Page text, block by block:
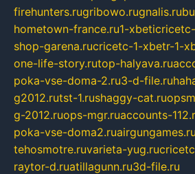
firehunters.rugribowo.rugnalis.ru
hometown-france.ru1-
shop-garena.rucricetc-1-xbetr-1-
one-life-story.rutop-halyava.ru
poka-vse-doma-2.ru3-d-file.ru
g2012.rutst-1.rushaggy-cat.ru
g-2012.ruops-mgr.ruaccounts-
poka-vse-doma2.ruairgungames.ru
tehosmotre.ruvarieta-yug.ru
raytor-d.ruatillagunn.ru3d-file.ru